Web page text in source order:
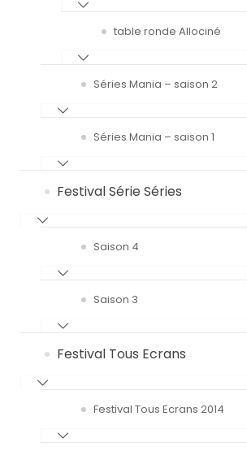
table ronde Allociné
Séries Mania – saison 2
Séries Mania – saison 1
Festival Série Séries
Saison 4
Saison 3
Festival Tous Ecrans
Festival Tous Ecrans 2014